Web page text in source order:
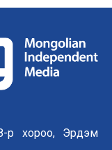
8-р хороо, Эрдэм